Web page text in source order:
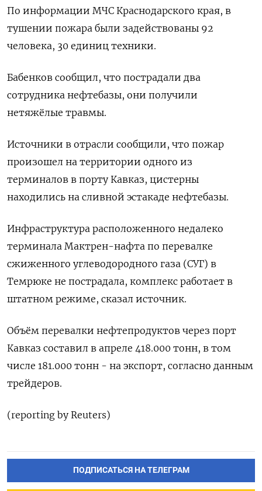
По информации МЧС Краснодарского края, в
тушении пожара были задействованы 92
человека, 30 единиц техники.
Бабенков сообщил, что пострадали два
сотрудника нефтебазы, они получили
нетяжёлые травмы.
Источники в отрасли сообщили, что пожар
произошел на территории одного из
терминалов в порту Кавказ, цистерны
находились на сливной эстакаде нефтебазы.
Инфраструктура расположенного недалеко
терминала Мактрен-нафта по перевалке
сжиженного углеводородного газа (СУГ) в
Темрюке не пострадала, комплекс работает в
штатном режиме, сказал источник.
Объём перевалки нефтепродуктов через порт
Кавказ составил в апреле 418.000 тонн, в том
числе 181.000 тонн - на экспорт, согласно данным
трейдеров.
(reporting by Reuters)
ПОДПИСАТЬСЯ НА ТЕЛЕГРАМ